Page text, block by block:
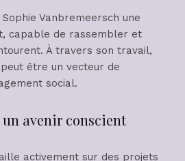
Vanbremeersch une
capable de rassembler et
À travers son travail,
être un vecteur de
social.
avenir conscient
activement sur des projets